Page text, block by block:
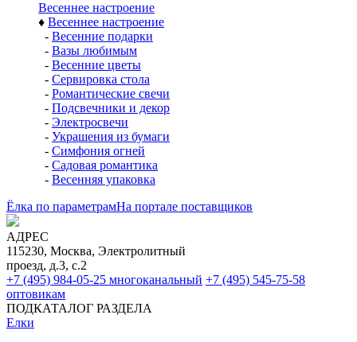
Весеннее настроение
♦ Весеннее настроение
- Весенние подарки
- Вазы любимым
- Весенние цветы
- Сервировка стола
- Романтические свечи
- Подсвечники и декор
- Электросвечи
- Украшения из бумаги
- Симфония огней
- Садовая романтика
- Весенняя упаковка
Ёлка по параметрамНа портале поставщиков
АДРЕС
115230, Москва, Электролитный
проезд, д.3, с.2
+7 (495) 984-05-25 многоканальный +7 (495) 545-75-58
оптовикам
ПОДКАТАЛОГ РАЗДЕЛА
Елки